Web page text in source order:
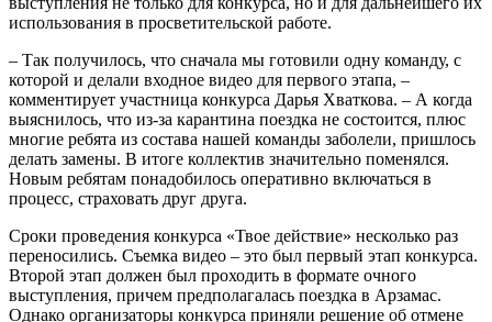
использования в просветительской работе.
– Так получилось, что сначала мы готовили одну команду, с
которой и делали входное видео для первого этапа, –
комментирует участница конкурса Дарья Хваткова. – А когда
выяснилось, что из-за карантина поездка не состоится, плюс
многие ребята из состава нашей команды заболели, пришлось
делать замены. В итоге коллектив значительно поменялся.
Новым ребятам понадобилось оперативно включаться в
процесс, страховать друг друга.
Сроки проведения конкурса «Твое действие» несколько раз
переносились. Съемка видео – это был первый этап конкурса.
Второй этап должен был проходить в формате очного
выступления, причем предполагалась поездка в Арзамас.
Однако организаторы конкурса приняли решение об отмене